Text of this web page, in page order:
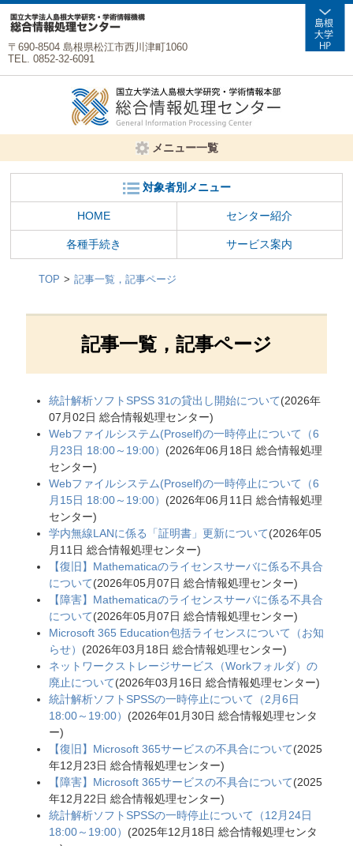
〒690-8504 島根県松江市西川津町1060
TEL. 0852-32-6091
メニュー一覧
対象者別メニュー
HOME センター紹介
各種手続き サービス案内
TOP 記事一覧，記事ページ
記事一覧，記事ページ
統計解析ソフトSPSS 31の貸出し開始について(2026年
07月02日 総合情報処理センター)
Webファイルシステム(Proself)の一時停止について（6
月23日 18:00～19:00） (2026年06月18日 総合情報処理
センター)
Webファイルシステム(Proself)の一時停止について（6
月15日 18:00～19:00） (2026年06月11日 総合情報処理
センター)
学内無線LANに係る「証明書」更新について(2026年05
月11日 総合情報処理センター)
【復旧】Mathematicaのライセンスサーバに係る不具合
について(2026年05月07日 総合情報処理センター)
【障害】Mathematicaのライセンスサーバに係る不具合
について(2026年05月07日 総合情報処理センター)
Microsoft 365 Education包括ライセンスについて（お知
らせ） (2026年03月18日 総合情報処理センター)
ネットワークストレージサービス（Workフォルダ）の
廃止について(2026年03月16日 総合情報処理センター)
統計解析ソフトSPSSの一時停止について（2月6日
18:00～19:00） (2026年01月30日 総合情報処理センタ
ー)
【復旧】Microsoft 365サービスの不具合について(2025
年12月23日 総合情報処理センター)
【障害】Microsoft 365サービスの不具合について(2025
年12月22日 総合情報処理センター)
統計解析ソフトSPSSの一時停止について（12月24日
18:00～19:00） (2025年12月18日 総合情報処理センタ